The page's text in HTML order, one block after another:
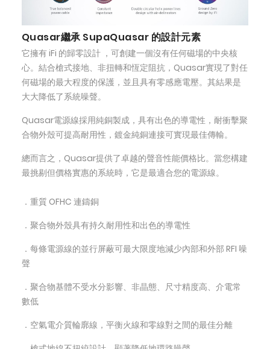
Quasar繼承 SupaQuasar 的設計元素
它擁有 iFi 的歸零設計 ，可創建一個沒有任何磁場的中央核
心。結合槍式接地、非扭轉和恆定阻抗，Quasar實現了對任
何磁場的最大程度的保護，並且具有零感應電壓。其結果是
大大降低了系統噪聲。
Quasar電源線採用純銅製成，具有出色的導電性，耐衝擊聚
合物外殼可提高耐用性，鍍金純銅連接可實現最佳傳輸。
總而言之，Quasar提供了卓越的聲音性能價格比。當您構建
最挑剔但價格實惠的系統時，它是最適合您的電源線。
．重質 OFHC 連鑄銅
．聚合物外殼具有持久耐用性和出色的導電性
．每條電源線的並行屏蔽可最大限度地減少內部和外部 RFI 噪
聲
．聚合物基體不受水分影響、非晶態、尺寸精度高、介電常
數低
．空氣電介質輪廓線，平衡火線和零線對之間的最佳分離